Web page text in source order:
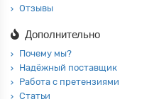
Отзывы
Дополнительно
Почему мы?
Надёжный поставщик
Работа с претензиями
Статьи